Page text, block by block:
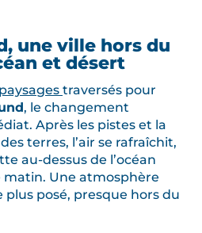
une ville hors du
et désert
paysages traversés pour
, le changement
Après les pistes et la
terres, l’air se rafraîchit,
au-dessus de l’océan
Une atmosphère
posé, presque hors du